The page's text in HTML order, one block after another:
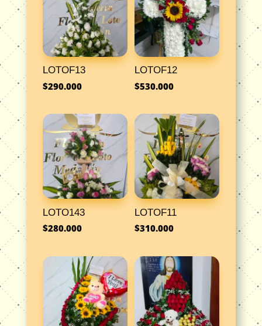
LOTOF13
$290.000
LOTOF12
$530.000
LOTO143
$280.000
LOTOF11
$310.000